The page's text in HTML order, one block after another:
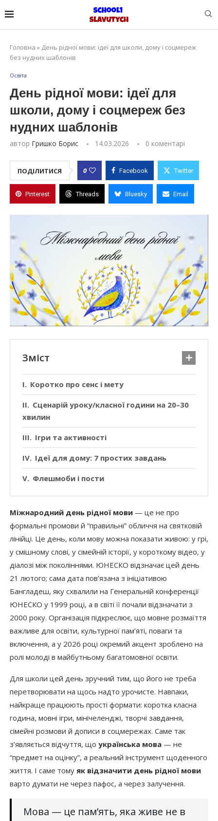
Головна » День рідної мови: ідеї для школи, дому і соцмереж
без нудних шаблонів
Освіта
День рідної мови: ідеї для
школи, дому і соцмереж без
нудних шаблонів
автор Гришко Борис 14.03.2026 0 коментарі
ПОДІЛИТИСЯ 0 Facebook Twitter
Pinterest Threads Bluesky Email
Зміст
Коротко про сенс і мету
Сценарій уроку/класної години на 20–30
хвилин
Ігри та активності
Ідеї для дому: 7 простих завдань
Флешмоби і пости
Міжнародний день рідної мови — це не про
формальні промови й “правильні” обличчя на святковій
лінійці. Це день, коли мову можна показати живою: у грі,
у смішному слові, у сімейній історії, у короткому відео, у
діалозі між поколіннями. ЮНЕСКО відзначає цей день
21 лютого; сама дата пов’язана з ініціативою
Бангладеш, яку схвалили на Генеральній конференції
ЮНЕСКО у 1999 році, а в світі її почали відзначати з
2000 року. Організація підкреслює, що мовне розмаїття
важливе для освіти, культурної пам’яті, поваги та
включення, а у 2026 році окремий акцент зроблено на
ролі молоді в майбутньому багатомовної освіти.
Для школи цей день зручний тим, що його не треба
перетворювати на щось надто урочисте. Навпаки,
найкраще працюють прості формати: коротка класна
година, мовні ігри, мінічеленджі, творчі завдання,
сімейні розмови й дописи в соцмережах. Саме так
з’являється відчуття, що українська мова — не
“предмет на оцінку”, а реальний інструмент щоденного
життя. І саме тому як відзначити день рідної мови
варто думати не через пафос, а через залучення.
Мова — це пам’ять, яка живе не в